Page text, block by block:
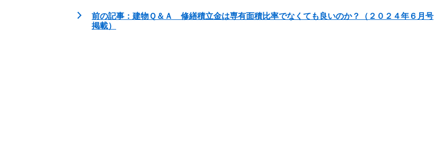
前の記事：建物Ｑ＆Ａ 修繕積立金は専有面積比率でなくても良いのか？（２０２４年６月号
掲載）